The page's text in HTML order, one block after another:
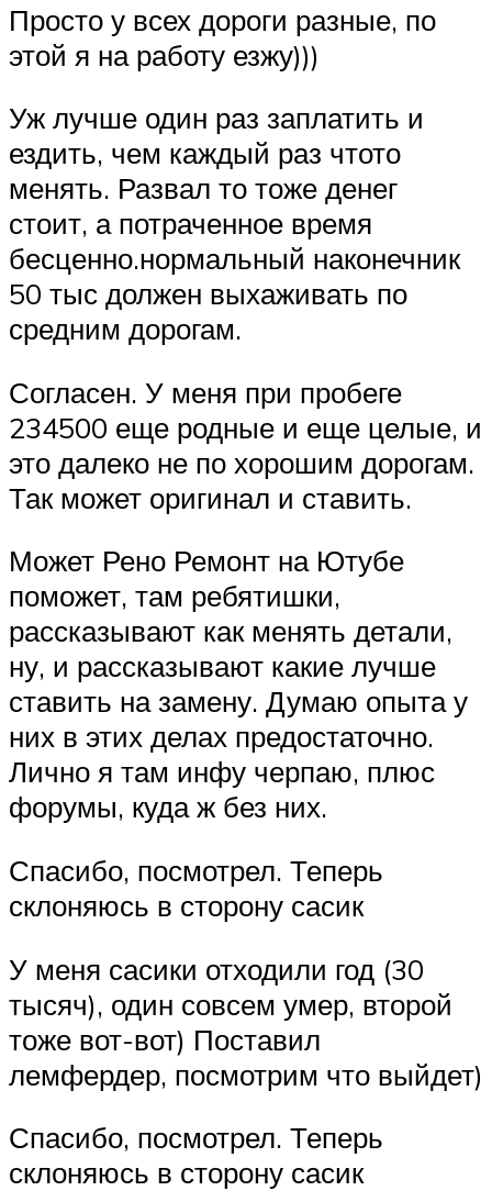
Просто у всех дороги разные, по
этой я на работу езжу)))
Уж лучше один раз заплатить и
ездить, чем каждый раз чтото
менять. Развал то тоже денег
стоит, а потраченное время
бесценно.нормальный наконечник
50 тыс должен выхаживать по
средним дорогам.
Согласен. У меня при пробеге
234500 еще родные и еще целые, и
это далеко не по хорошим дорогам.
Так может оригинал и ставить.
Может Рено Ремонт на Ютубе
поможет, там ребятишки,
рассказывают как менять детали,
ну, и рассказывают какие лучше
ставить на замену. Думаю опыта у
них в этих делах предостаточно.
Лично я там инфу черпаю, плюс
форумы, куда ж без них.
Спасибо, посмотрел. Теперь
склоняюсь в сторону сасик
У меня сасики отходили год (30
тысяч), один совсем умер, второй
тоже вот-вот) Поставил
лемфердер, посмотрим что выйдет)
Спасибо, посмотрел. Теперь
склоняюсь в сторону сасик